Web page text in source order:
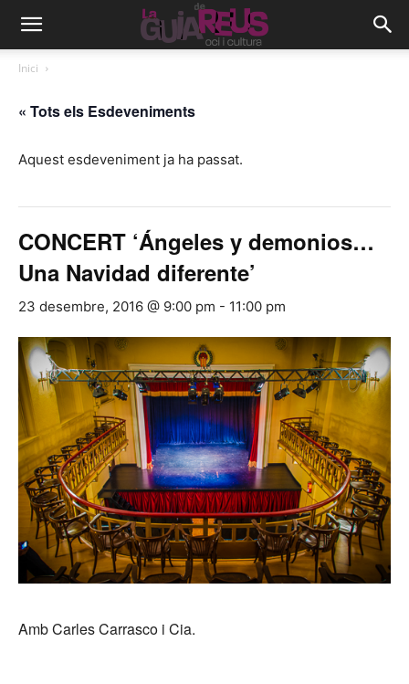
Inici
« Tots els Esdeveniments
Aquest esdeveniment ja ha passat.
CONCERT ‘Ángeles y demonios…
Una Navidad diferente’
23 desembre, 2016 @ 9:00 pm - 11:00 pm
Amb Carles Carrasco i Cia.